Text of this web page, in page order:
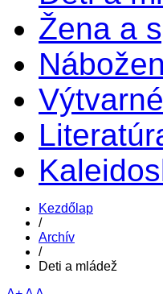
Žena a
Kezdőlap
/
Archív
/
Deti a mládež